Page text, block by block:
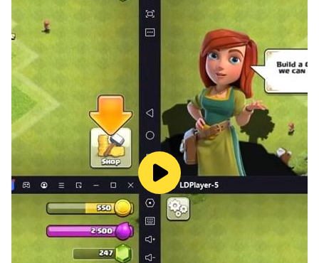
ganzen Welt ist, egal, wo ihre Geschichte sie hinführt!
❤️ Zeit für Romantik
Hilf Jess dabei, neue Freunde und die wahre Liebe ❤ in
diesem Rollenspiel zu finden, indem du auf eine Reihe
von immer außergewöhnlicheren Dates gehst.
Begegnungen mit riesigen Vögeln, Geheimbasen, TV-
Kochshows, Abenteuer auf einem aktiven Vulkan und
viele weitere verrückte Geschichten erwarten Jess auf
ihrer langen und beschwerlichen Reise auf dem Weg
zur wahren Liebe.
🏡Verbesserungspotenzial
Jess hat ein großes Haus von ihrem exzentrischen